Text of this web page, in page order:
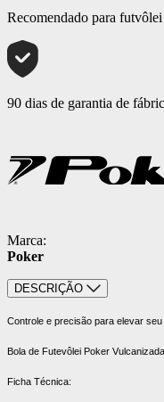
Recomendado para futvôlei
90 dias de garantia de
Marca:
Poker
DESCRIÇÃO
Controle e precisão para elevar seu
Bola de Futevôlei Poker
Ficha Técnica: